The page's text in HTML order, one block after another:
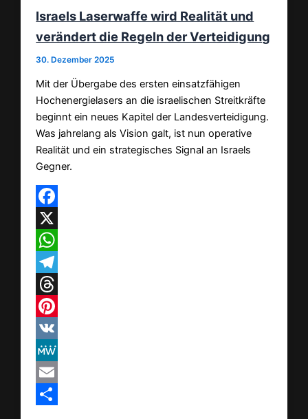
Israels Laserwaffe wird Realität und
verändert die Regeln der Verteidigung
30. Dezember 2025
Mit der Übergabe des ersten einsatzfähigen
Hochenergielasers an die israelischen Streitkräfte
beginnt ein neues Kapitel der Landesverteidigung.
Was jahrelang als Vision galt, ist nun operative
Realität und ein strategisches Signal an Israels
Gegner.
Facebook
X
WhatsApp
Telegram
Threads
Pinterest
VK
MeWe
Email